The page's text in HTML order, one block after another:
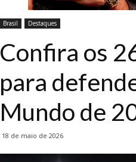
Brasil Destaques
Confira os
para
Mundo de
18 de maio de 2026